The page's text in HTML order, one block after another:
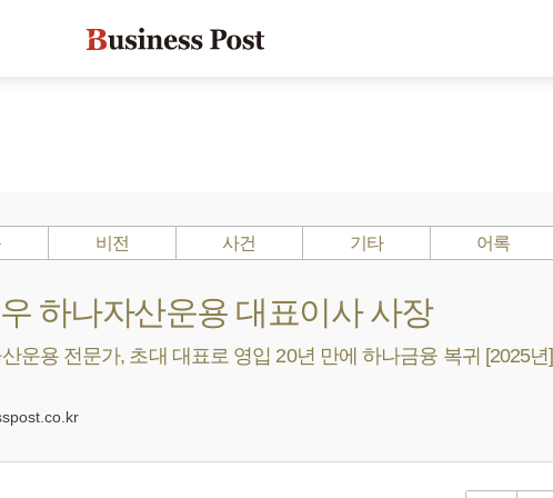
비전 사건 기타 어록
하나자산운용 대표이사 사장
운용 전문가, 초대 대표로 영입 20년 만에 하나금융 복귀 [2025년]